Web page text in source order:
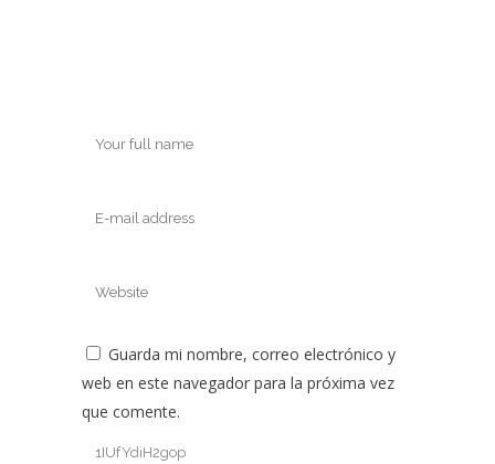
Guarda mi nombre, correo electrónico y
web en este navegador para la próxima vez
que comente.